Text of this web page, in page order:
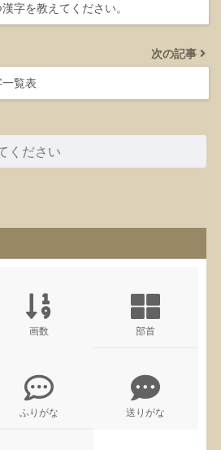
字を教えてください。
次の記事
一覧表
画数 部首
ふりがな 送りがな